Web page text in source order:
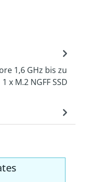
1,6 GHz bis zu
x M.2 NGFF SSD